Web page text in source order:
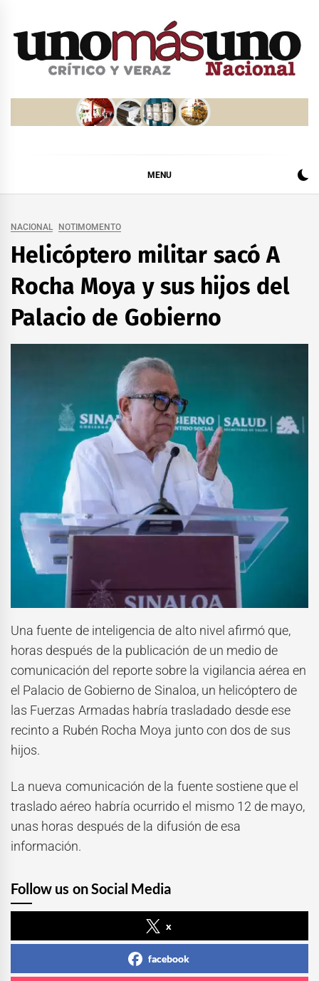
MENU
NACIONAL NOTIMOMENTO
Helicóptero militar sacó A
Rocha Moya y sus hijos del
Palacio de Gobierno
Una fuente de inteligencia de alto nivel afirmó que,
horas después de la publicación de un medio de
comunicación del reporte sobre la vigilancia aérea en
el Palacio de Gobierno de Sinaloa, un helicóptero de
las Fuerzas Armadas habría trasladado desde ese
recinto a Rubén Rocha Moya junto con dos de sus
hijos.
La nueva comunicación de la fuente sostiene que el
traslado aéreo habría ocurrido el mismo 12 de mayo,
unas horas después de la difusión de esa
información.
Follow us on Social Media
x
facebook